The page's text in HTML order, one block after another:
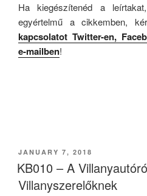
Ha kiegészítenéd a
egyértelmű a cikkemben,
kapcsolatot Twitter-en,
e-mailben!
POSTED
ON
JANUARY 7, 2018
KB010 – A
Villanyszerelőknek